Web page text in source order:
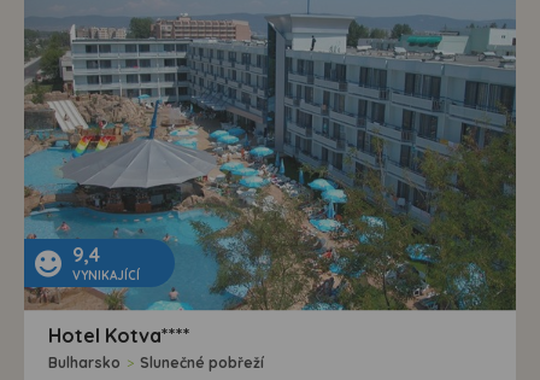
9,4
VYNIKAJÍCÍ
Hotel Kotva****
Bulharsko > Slunečné pobřeží